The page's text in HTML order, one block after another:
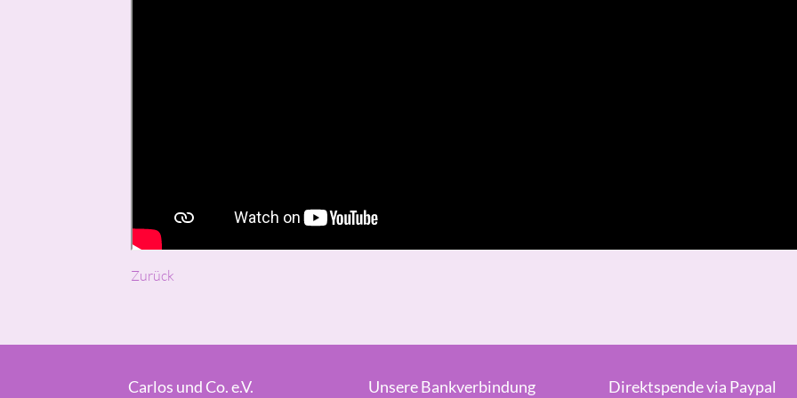
Zurück
Carlos und Co. e.V. Unsere Bankverbindung Direktspende via Paypal